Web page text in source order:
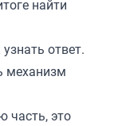
найти
ответ.
механизм
часть, это